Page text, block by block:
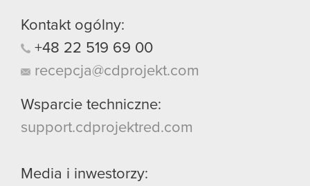
Kontakt ogólny:
+48 22 519 69 00
recepcja@cdprojekt.com
Wsparcie techniczne:
support.cdprojektred.com
Media i inwestorzy: